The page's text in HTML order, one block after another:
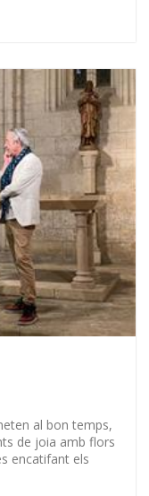
al bon temps,
de joia amb flors
encatifant els